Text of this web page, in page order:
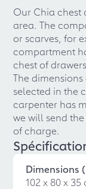
Our Chia chest
area. The
or scarves, for
compartment
chest of
The
selected in the
carpenter has
we will send
of charge.
Dimensions
102 x 80 x 35